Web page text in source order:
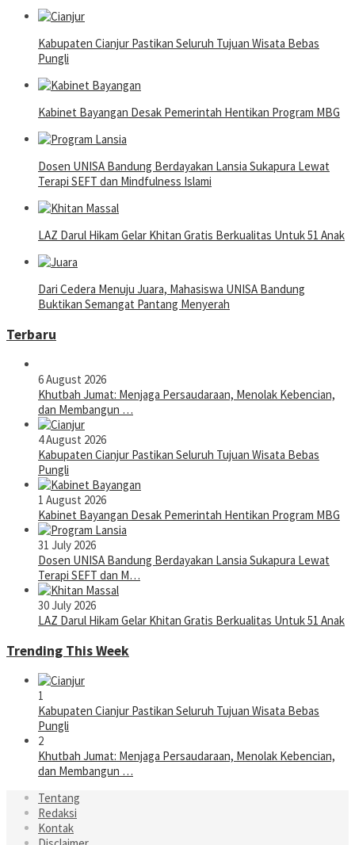
Kabupaten Cianjur Pastikan Seluruh Tujuan Wisata Bebas
Pungli
Kabinet Bayangan Desak Pemerintah Hentikan Program MBG
Dosen UNISA Bandung Berdayakan Lansia Sukapura Lewat
Terapi SEFT dan Mindfulness Islami
LAZ Darul Hikam Gelar Khitan Gratis Berkualitas Untuk 51 Anak
Dari Cedera Menuju Juara, Mahasiswa UNISA Bandung
Buktikan Semangat Pantang Menyerah
Terbaru
6 August 2026
Khutbah Jumat: Menjaga Persaudaraan, Menolak Kebencian,
dan Membangun …
4 August 2026
Kabupaten Cianjur Pastikan Seluruh Tujuan Wisata Bebas
Pungli
1 August 2026
Kabinet Bayangan Desak Pemerintah Hentikan Program MBG
31 July 2026
Dosen UNISA Bandung Berdayakan Lansia Sukapura Lewat
Terapi SEFT dan M…
30 July 2026
LAZ Darul Hikam Gelar Khitan Gratis Berkualitas Untuk 51 Anak
Trending This Week
1
Kabupaten Cianjur Pastikan Seluruh Tujuan Wisata Bebas
Pungli
2
Khutbah Jumat: Menjaga Persaudaraan, Menolak Kebencian,
dan Membangun …
Tentang
Redaksi
Kontak